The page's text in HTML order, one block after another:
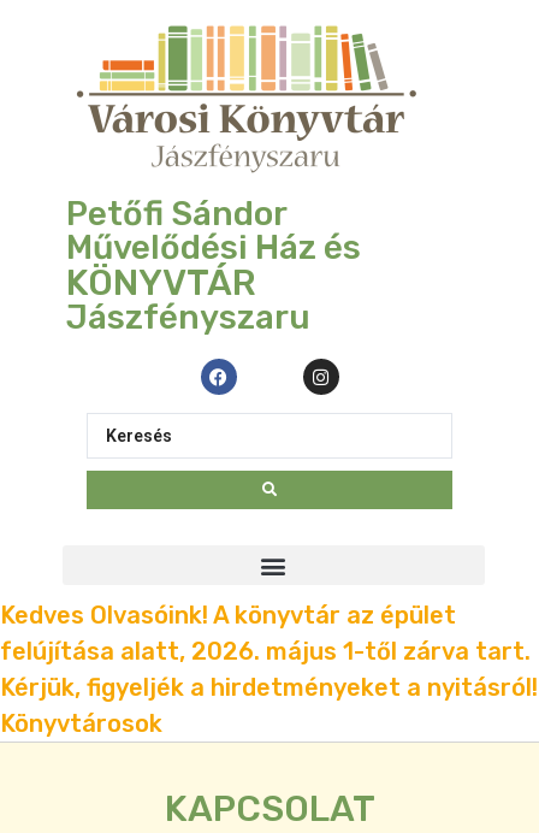
Petőfi Sándor
Művelődési Ház és
KÖNYVTÁR
Jászfényszaru
Kedves Olvasóink! A könyvtár az épület
felújítása alatt, 2026. május 1-től zárva tart.
Kérjük, figyeljék a hirdetményeket a nyitásról!
Könyvtárosok
KAPCSOLAT